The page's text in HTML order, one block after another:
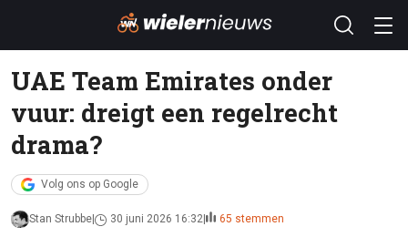
UAE Team Emirates onder
vuur: dreigt een regelrecht
drama?
Volg ons op Google
Stan Strubbe 30 juni 2026 16:32 65 stemmen